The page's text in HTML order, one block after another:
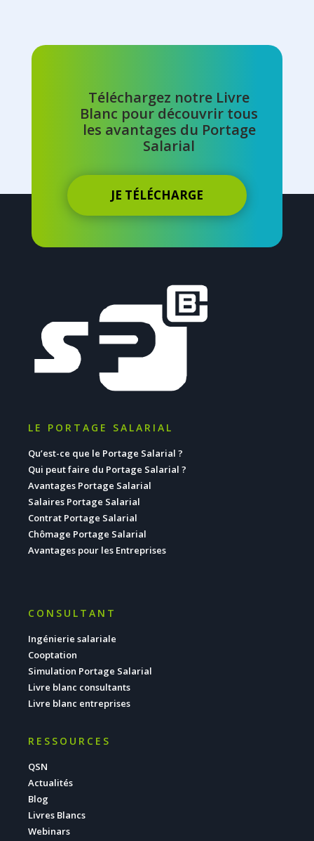
Téléchargez notre Livre
Blanc pour découvrir tous
les avantages du Portage
Salarial
JE TÉLÉCHARGE
LE PORTAGE SALARIAL
Qu’est-ce que le Portage Salarial ?
Qui peut faire du Portage Salarial ?
Avantages Portage Salarial
Salaires Portage Salarial
Contrat Portage Salarial
Chômage Portage Salarial
Avantages pour les Entreprises
CONSULTANT
Ingénierie salariale
Cooptation
Simulation Portage Salarial
Livre blanc consultants
Livre blanc entreprises
RESSOURCES
QSN
Actualités
Blog
Livres Blancs
Webinars